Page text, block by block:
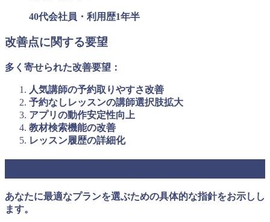
40代会社員・利用歴1年半
改善点に関する要望
多く寄せられた改善要望：
人気講師の予約取りやすさ改善
予約なしレッスンの講師選択肢拡大
アプリの動作安定性向上
教材検索機能の改善
レッスン履歴の詳細化
あなたに最適なプランを選ぶための具体的な指針をお示しし
ます。